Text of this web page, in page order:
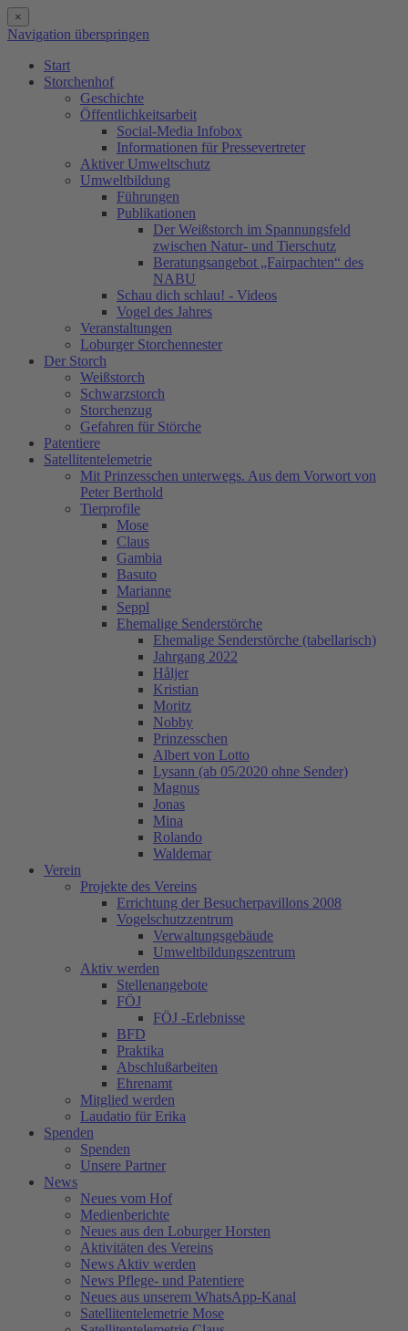
×
Navigation überspringen
Start
Storchenhof
Geschichte
Öffentlichkeitsarbeit
Social-Media Infobox
Informationen für Pressevertreter
Aktiver Umweltschutz
Umweltbildung
Führungen
Publikationen
Der Weißstorch im Spannungsfeld
zwischen Natur- und Tierschutz
Beratungsangebot „Fairpachten“ des
NABU
Schau dich schlau! - Videos
Vogel des Jahres
Veranstaltungen
Loburger Storchennester
Der Storch
Weißstorch
Schwarzstorch
Storchenzug
Gefahren für Störche
Patentiere
Satellitentelemetrie
Mit Prinzesschen unterwegs. Aus dem Vorwort von
Peter Berthold
Tierprofile
Mose
Claus
Gambia
Basuto
Marianne
Seppl
Ehemalige Senderstörche
Ehemalige Senderstörche (tabellarisch)
Jahrgang 2022
Håljer
Kristian
Moritz
Nobby
Prinzesschen
Albert von Lotto
Lysann (ab 05/2020 ohne Sender)
Magnus
Jonas
Mina
Rolando
Waldemar
Verein
Projekte des Vereins
Errichtung der Besucherpavillons 2008
Vogelschutzzentrum
Verwaltungsgebäude
Umweltbildungszentrum
Aktiv werden
Stellenangebote
FÖJ
FÖJ -Erlebnisse
BFD
Praktika
Abschlußarbeiten
Ehrenamt
Mitglied werden
Laudatio für Erika
Spenden
Spenden
Unsere Partner
News
Neues vom Hof
Medienberichte
Neues aus den Loburger Horsten
Aktivitäten des Vereins
News Aktiv werden
News Pflege- und Patentiere
Neues aus unserem WhatsApp-Kanal
Satellitentelemetrie Mose